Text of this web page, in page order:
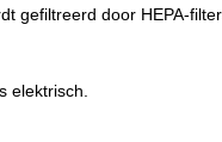
gefiltreerd door HEPA-
elektrisch.